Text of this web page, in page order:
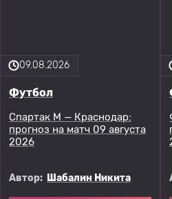
09.08.2026
Футбол
Спартак М — Краснодар:
прогноз на матч 09 августа
2026
Автор: Шабалин Никита